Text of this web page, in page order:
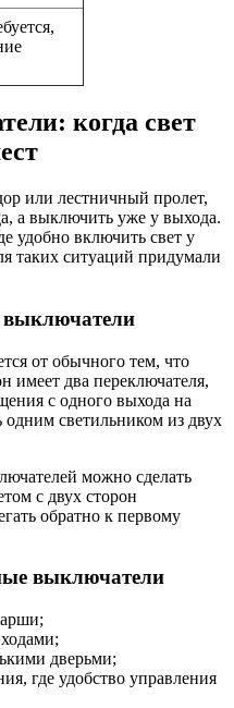
когда свет
или лестничный пролет,
а выключить уже у выхода.
удобно включить свет у
таких ситуаций придумали
от обычного тем, что
имеет два переключателя,
с одного выхода на
одним светильником из двух
можно сделать
с двух сторон
обратно к первому
выключатели
дверьми;
где удобство управления